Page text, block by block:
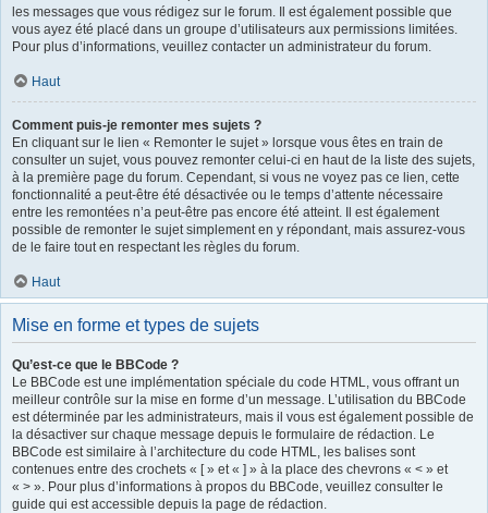
les messages que vous rédigez sur le forum. Il est également possible que
vous ayez été placé dans un groupe d’utilisateurs aux permissions limitées.
Pour plus d’informations, veuillez contacter un administrateur du forum.
Haut
Comment puis-je remonter mes sujets ?
En cliquant sur le lien « Remonter le sujet » lorsque vous êtes en train de
consulter un sujet, vous pouvez remonter celui-ci en haut de la liste des sujets,
à la première page du forum. Cependant, si vous ne voyez pas ce lien, cette
fonctionnalité a peut-être été désactivée ou le temps d’attente nécessaire
entre les remontées n’a peut-être pas encore été atteint. Il est également
possible de remonter le sujet simplement en y répondant, mais assurez-vous
de le faire tout en respectant les règles du forum.
Haut
Mise en forme et types de sujets
Qu’est-ce que le BBCode ?
Le BBCode est une implémentation spéciale du code HTML, vous offrant un
meilleur contrôle sur la mise en forme d’un message. L’utilisation du BBCode
est déterminée par les administrateurs, mais il vous est également possible de
la désactiver sur chaque message depuis le formulaire de rédaction. Le
BBCode est similaire à l’architecture du code HTML, les balises sont
contenues entre des crochets « [ » et « ] » à la place des chevrons « < » et
« > ». Pour plus d’informations à propos du BBCode, veuillez consulter le
guide qui est accessible depuis la page de rédaction.